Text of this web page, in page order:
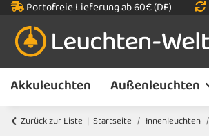
Portofreie Lieferung ab 60€ (DE)
Akkuleuchten Außenleuchten
Zurück zur Liste Startseite Innenleuchten